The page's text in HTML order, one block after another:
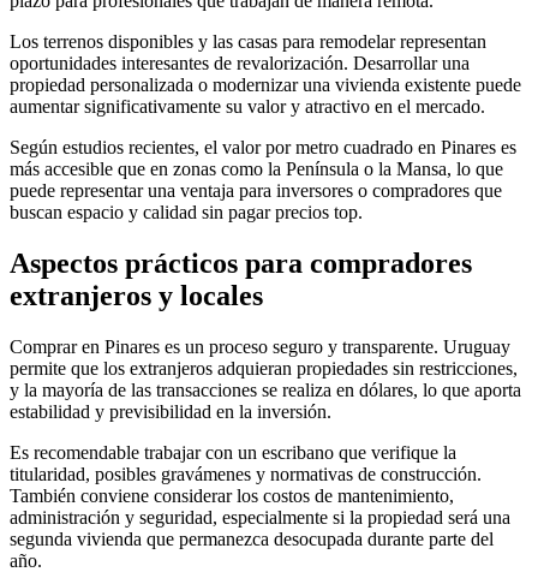
Los terrenos disponibles y las casas para remodelar representan
oportunidades interesantes de revalorización. Desarrollar una
propiedad personalizada o modernizar una vivienda existente puede
aumentar significativamente su valor y atractivo en el mercado.
Según estudios recientes, el valor por metro cuadrado en Pinares es
más accesible que en zonas como la Península o la Mansa, lo que
puede representar una ventaja para inversores o compradores que
buscan espacio y calidad sin pagar precios top.
Aspectos prácticos para compradores
extranjeros y locales
Comprar en Pinares es un proceso seguro y transparente. Uruguay
permite que los extranjeros adquieran propiedades sin restricciones,
y la mayoría de las transacciones se realiza en dólares, lo que aporta
estabilidad y previsibilidad en la inversión.
Es recomendable trabajar con un escribano que verifique la
titularidad, posibles gravámenes y normativas de construcción.
También conviene considerar los costos de mantenimiento,
administración y seguridad, especialmente si la propiedad será una
segunda vivienda que permanezca desocupada durante parte del
año.